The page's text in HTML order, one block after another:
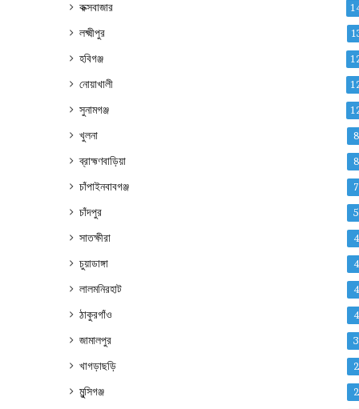
কক্সবাজার
লক্ষ্মীপুর
হবিগঞ্জ
নোয়াখালী
সুনামগঞ্জ
খুলনা 8
ব্রাহ্মণবাড়িয়া 8
চাঁপাইনবাবগঞ্জ 7
চাঁদপুর 5
সাতক্ষীরা 4
চুয়াডাঙ্গা 4
লালমনিরহাট 4
ঠাকুরগাঁও 4
জামালপুর 3
খাগড়াছড়ি 2
মুন্সিগঞ্জ 2